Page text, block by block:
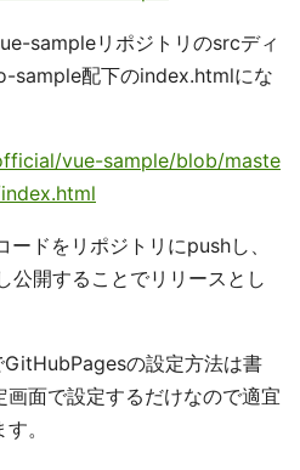
sampleリポジトリのsrcディ
sample配下のindex.htmlにな
vue-sample/blob/maste
ドをリポジトリにpushし、
公開することでリリースとし
の設定方法は書
面で設定するだけなので適宜
。